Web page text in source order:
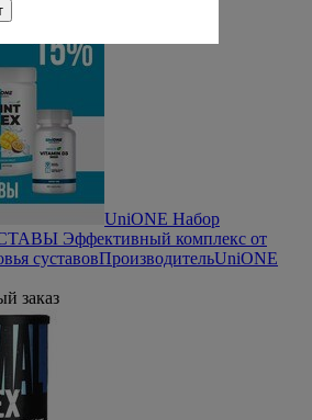
UniONE Набор
Эффективный комплекс от
суставовПроизводительUniONE
заказ